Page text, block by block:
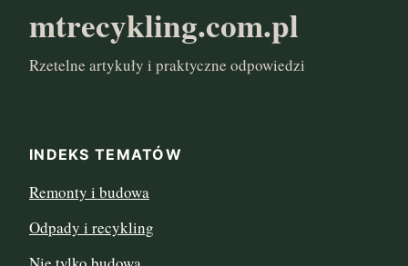
mtrecykling.com.pl
Rzetelne artykuły i praktyczne odpowiedzi
INDEKS TEMATÓW
Remonty i budowa
Odpady i recykling